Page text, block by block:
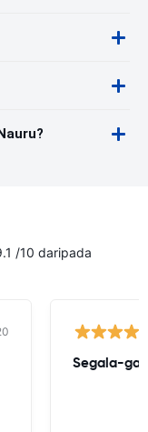
/10 daripada
Segala-